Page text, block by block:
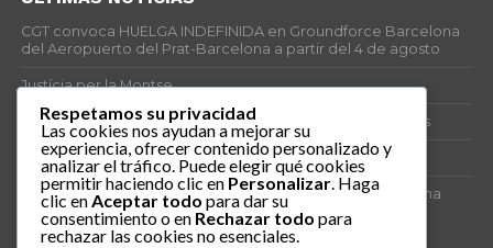
CGT convoca HUELGA INDEFINIDA en Groundforce Barcelona
del Aeropuerto del Prat-Barcelona a partir del 4 de agosto
Justícia per la Montse
25J – Día Mundial para la Prevención de los Ahogamientos
ERE encubierto en H&M Concentrix
Actes centrals 90 aniversari revolució social 1936. Programa
central i per dies. Materials de venda.
Respetamos su privacidad
Las cookies nos ayudan a mejorar su
experiencia, ofrecer contenido personalizado y
analizar el tráfico. Puede elegir qué cookies
permitir haciendo clic en Personalizar . Haga
clic en Aceptar todo para dar su
consentimiento o en Rechazar todo para
rechazar las cookies no esenciales.